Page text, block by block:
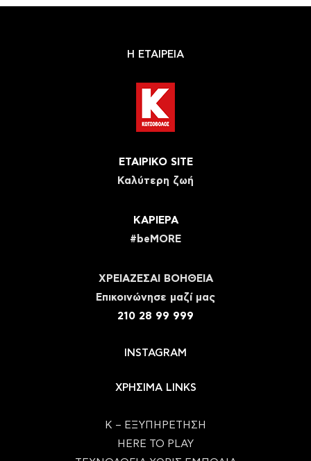
Η ΕΤΑΙΡΕΙΑ
ΕΤΑΙΡΙΚΟ SITE
Καλύτερη ζωή
ΚΑΡΙΕΡΑ
#beMORE
ΧΡΕΙΑΖΕΣΑΙ ΒΟΗΘΕΙΑ
Eπικοινώνησε μαζί μας
210 28 99 999
INSTAGRAM
ΧΡΗΣΙΜΑ LINKS
Κ – ΕΞΥΠΗΡΕΤΗΣΗ
HERE TO PLAY